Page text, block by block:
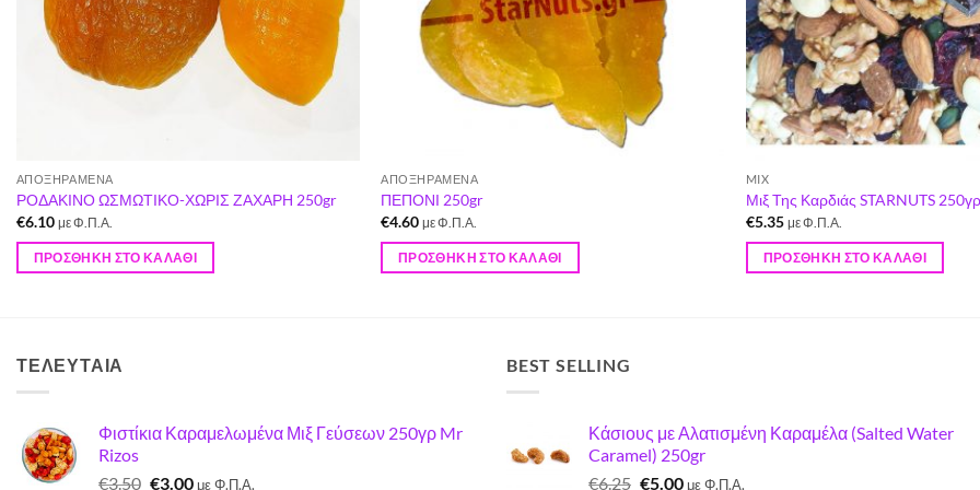
ΑΠΟΞΗΡΑΜΈΝΑ
ΡΟΔΑΚΙΝΟ ΩΣΜΩΤΙΚΟ-ΧΩΡΙΣ ΖΑΧΑΡΗ 250gr
€6.10 με Φ.Π.Α.
ΠΡΟΣΘΉΚΗ ΣΤΟ ΚΑΛΆΘΙ
ΑΠΟΞΗΡΑΜΈΝΑ
ΠΕΠΟΝΙ 250gr
€4.60 με Φ.Π.Α.
ΠΡΟΣΘΉΚΗ ΣΤΟ ΚΑΛΆΘΙ
MIX
Μιξ Της Καρδιάς STARNUTS 250γρ
€5.35 με Φ.Π.Α.
ΠΡΟΣΘΉΚΗ ΣΤΟ ΚΑΛΆΘΙ
ΤΕΛΕΥΤΑΊΑ
Φιστίκια Καραμελωμένα Μιξ Γεύσεων 250γρ Mr
Rizos
€3.50 Original
€3.00Ημε Φ.Π.Α.
BEST SELLING
Κάσιους με Αλατισμένη Καραμέλα (Salted Water
Caramel) 250gr
€6.25 Original
€5.00Ημε Φ.Π.Α.